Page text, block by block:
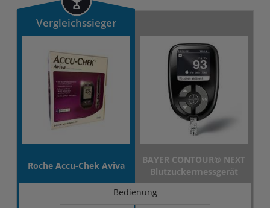
Vergleichssieger
Roche Accu-Chek Aviva
BAYER CONTOUR® NEXT
Blutzuckermessgerät
Bedienung